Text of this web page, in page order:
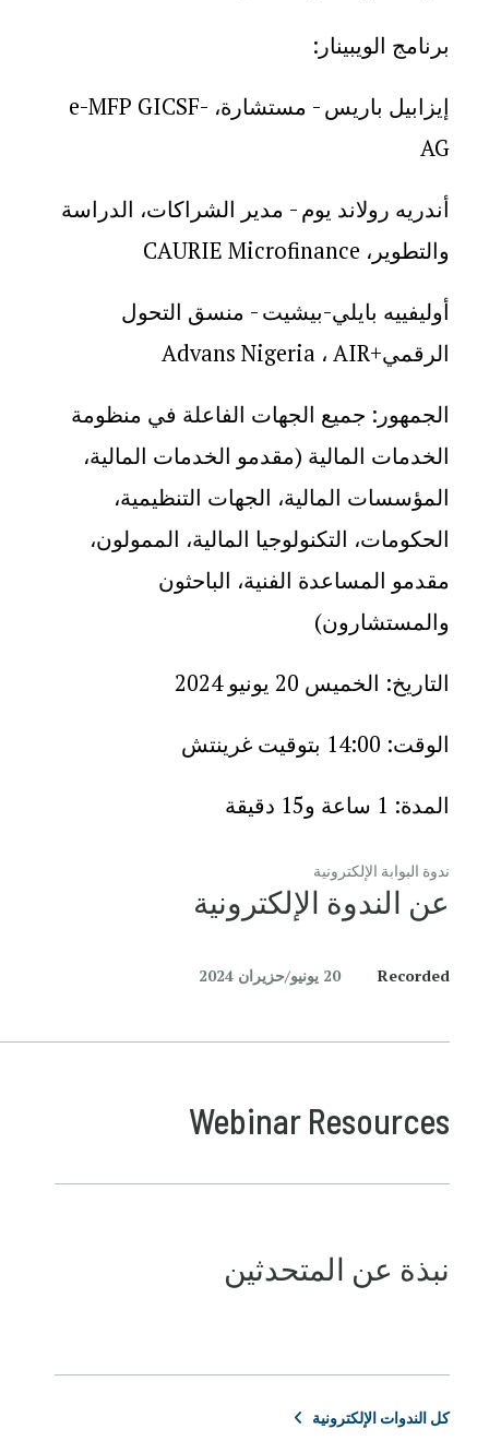
برنامج الويبينار:
إيزابيل باريس - مستشارة،e-MFP GICSF-
AG
أندريه رولاند يوم - مدير الشراكات، الدراسة
والتطوير، CAURIE Microfinance
أوليفييه بايلي-بيشيت - منسق التحول
الرقميAIR+، Advans Nigeria
الجمهور: جميع الجهات الفاعلة في منظومة
الخدمات المالية (مقدمو الخدمات المالية،
المؤسسات المالية، الجهات التنظيمية،
الحكومات، التكنولوجيا المالية، الممولون،
مقدمو المساعدة الفنية، الباحثون
والمستشارون)
التاريخ: الخميس 20 يونيو 2024
الوقت: 14:00 بتوقيت غرينتش
المدة: 1 ساعة و15 دقيقة
ندوة البوابة الإلكترونية
عن الندوة الإلكترونية
Recorded 20 يونيو/حزيران 2024
Webinar Resources
نبذة عن المتحدثين
كل الندوات الإلكترونية